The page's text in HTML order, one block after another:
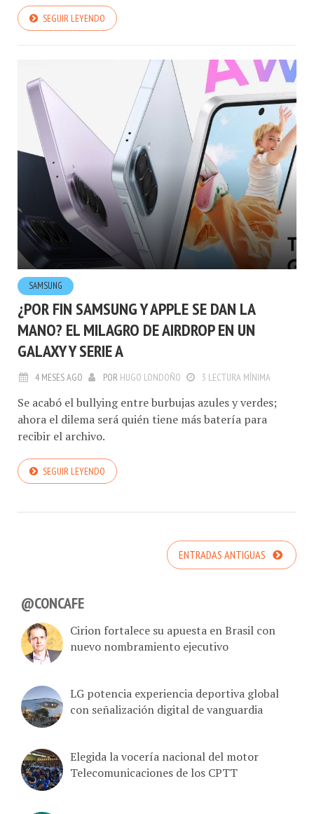
SEGUIR LEYENDO
SAMSUNG
¿POR FIN SAMSUNG Y APPLE SE DAN LA
MANO? EL MILAGRO DE AIRDROP EN UN
GALAXY Y SERIE A
4 MESES AGO POR HUGO LONDOÑO 3 LECTURA MÍNIMA
Se acabó el bullying entre burbujas azules y verdes;
ahora el dilema será quién tiene más batería para
recibir el archivo.
SEGUIR LEYENDO
ENTRADAS ANTIGUAS
@CONCAFE
Cirion fortalece su apuesta en Brasil con
nuevo nombramiento ejecutivo
LG potencia experiencia deportiva global
con señalización digital de vanguardia
Elegida la vocería nacional del motor
Telecomunicaciones de los CPTT